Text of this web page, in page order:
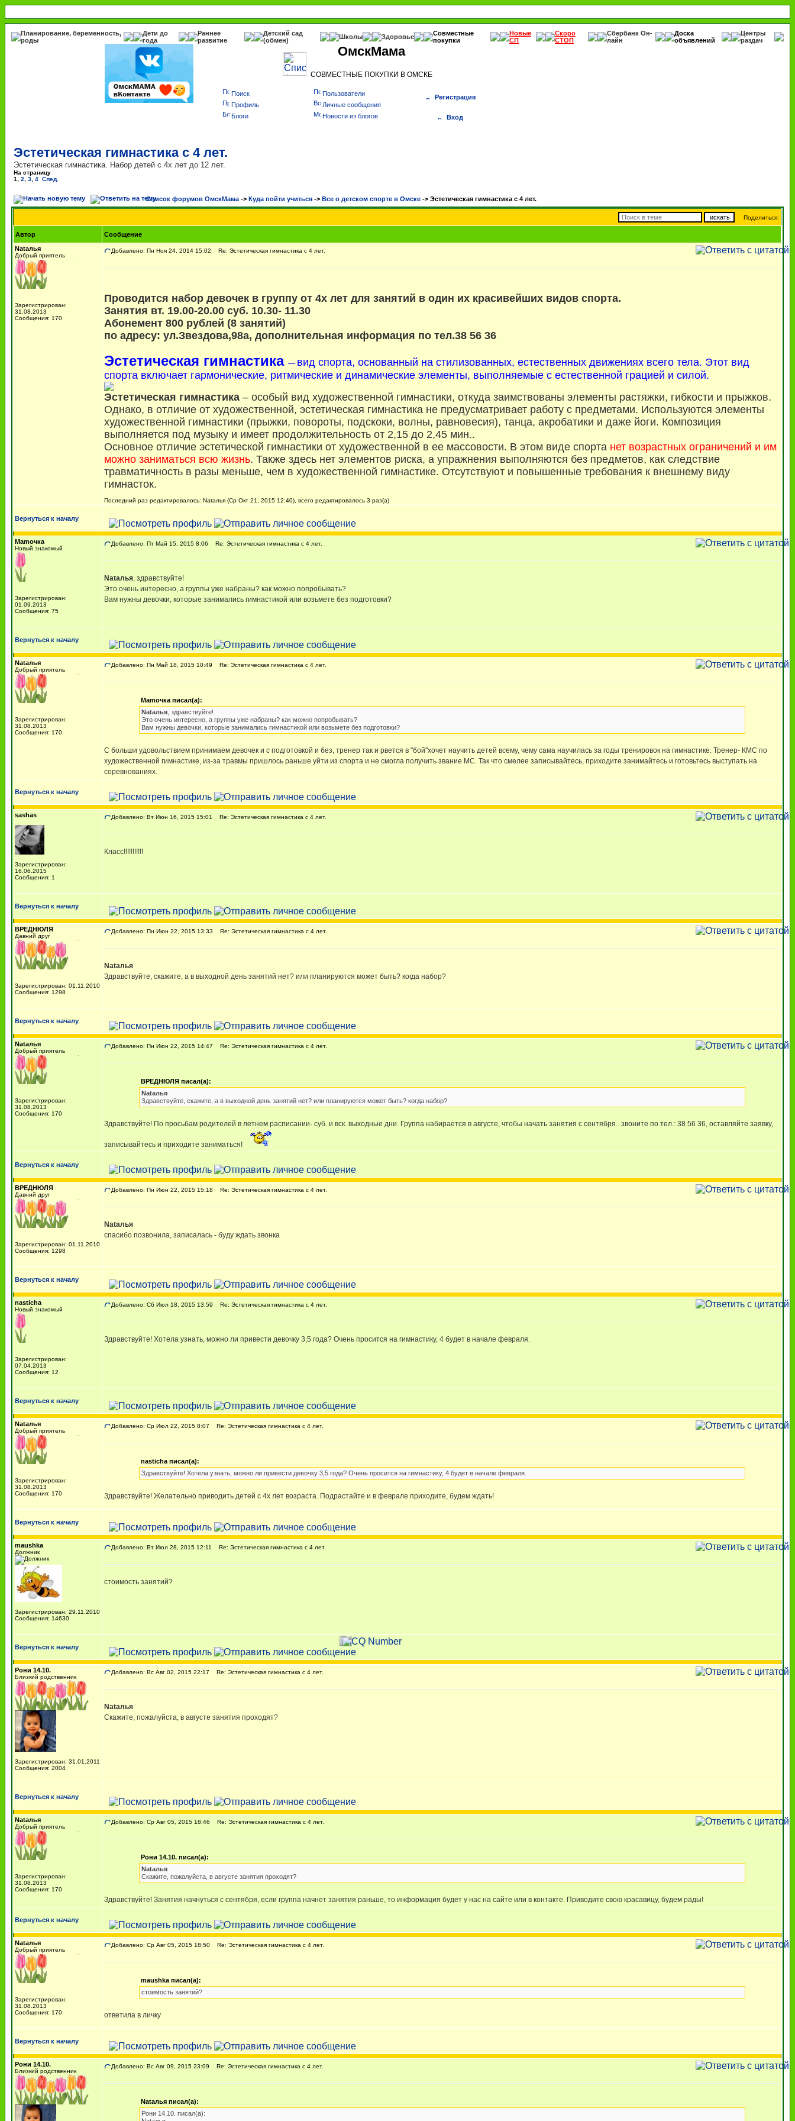
Планирование, беременность,
роды
Дети до
года
Раннее
развитие
Детский сад
(обмен)
Школы Здоровье
Совместные
покупки
Новые
СП
Скоро
СТОП
Сбербанк Он-
лайн
Доска
объявлений
Центры
раздач
ОмскМама
СОВМЕСТНЫЕ ПОКУПКИ В ОМСКЕ
Поиск
Пользователи
Профиль
Личные сообщения
Блоги
Новости из блогов
Регистрация
Вход
Эстетическая гимнастика с 4 лет.
Эстетическая гимнастика. Набор детей с 4х лет до 12 лет.
На страницу
1
2 3 4 След.
Список форумов ОмскМама -> Куда пойти учиться -> Все о детском спорте в Омске -> Эстетическая гимнастика с 4 лет.
Поделиться:
Автор
Сообщение
Nаtалья
Добрый приятель
Зарегистрирован:
31.08.2013
Сообщения: 170
Добавлено: Пн Ноя 24, 2014 15:02 Re: Эстетическая гимнастика с 4 лет.
Проводится набор девочек в группу от 4х лет для занятий в один их красивейших видов спорта.
Занятия вт. 19.00-20.00 суб. 10.30- 11.30
Абонемент 800 рублей (8 занятий)
по адресу: ул.Звездова,98а, дополнительная информация по тел.38 56 36
Эстетическая гимнастика — вид спорта, основанный на стилизованных, естественных движениях всего тела. Этот вид
спорта включает гармонические, ритмические и динамические элементы, выполняемые с естественной грацией и силой.
Эстетическая гимнастика – особый вид художественной гимнастики, откуда заимствованы элементы растяжки, гибкости и прыжков.
Однако, в отличие от художественной, эстетическая гимнастика не предусматривает работу с предметами. Используются элементы
художественной гимнастики (прыжки, повороты, подскоки, волны, равновесия), танца, акробатики и даже йоги. Композиция
выполняется под музыку и имеет продолжительность от 2,15 до 2,45 мин..
Основное отличие эстетической гимнастики от художественной в ее массовости. В этом виде спорта нет возрастных ограничений и им
можно заниматься всю жизнь. Также здесь нет элементов риска, а упражнения выполняются без предметов, как следствие
травматичность в разы меньше, чем в художественной гимнастике. Отсутствуют и повышенные требования к внешнему виду
гимнасток.
Последний раз редактировалось: Nаtалья (Ср Окт 21, 2015 12:40), всего редактировалось 3 раз(а)
Вернуться к началу
Mаmочка
Новый знакомый
Зарегистрирован:
01.09.2013
Сообщения: 75
Добавлено: Пт Май 15, 2015 8:06 Re: Эстетическая гимнастика с 4 лет.
Nаtалья, здравствуйте!
Это очень интересно, а группы уже набраны? как можно попробывать?
Вам нужны девочки, которые занимались гимнастикой или возьмете без подготовки?
Вернуться к началу
Nаtалья
Добрый приятель
Зарегистрирован:
31.08.2013
Сообщения: 170
Добавлено: Пн Май 18, 2015 10:49 Re: Эстетическая гимнастика с 4 лет.
Mаmочка писал(а):
Nаtалья, здравствуйте!
Это очень интересно, а группы уже набраны? как можно попробывать?
Вам нужны девочки, которые занимались гимнастикой или возьмете без подготовки?
С больши удовольствием принимаем девочек и с подготовкой и без, тренер так и рвется в "бой"хочет научить детей всему, чему сама научилась за годы тренировок на гимнастике. Тренер- КМС по
художественной гимнастике, из-за травмы пришлось раньше уйти из спорта и не смогла получить звание МС. Так что смелее записывайтесь, приходите занимайтесь и готовьтесь выступать на
соревнованиях.
Вернуться к началу
sashas
Зарегистрирован:
16.06.2015
Сообщения: 1
Добавлено: Вт Июн 16, 2015 15:01 Re: Эстетическая гимнастика с 4 лет.
Класс!!!!!!!!!!!
Вернуться к началу
ВРЕДНЮЛЯ
Давний друг
Зарегистрирован: 01.11.2010
Сообщения: 1298
Добавлено: Пн Июн 22, 2015 13:33 Re: Эстетическая гимнастика с 4 лет.
Nаtалья
Здравствуйте, скажите, а в выходной день занятий нет? или планируются может быть? когда набор?
Вернуться к началу
Nаtалья
Добрый приятель
Зарегистрирован:
31.08.2013
Сообщения: 170
Добавлено: Пн Июн 22, 2015 14:47 Re: Эстетическая гимнастика с 4 лет.
ВРЕДНЮЛЯ писал(а):
Nаtалья
Здравствуйте, скажите, а в выходной день занятий нет? или планируются может быть? когда набор?
Здравствуйте! По просьбам родителей в летнем расписании- суб. и вск. выходные дни. Группа набирается в августе, чтобы начать занятия с сентября.. звоните по тел.: 38 56 36, оставляйте заявку,
записывайтесь и приходите заниматься!
Вернуться к началу
ВРЕДНЮЛЯ
Давний друг
Зарегистрирован: 01.11.2010
Сообщения: 1298
Добавлено: Пн Июн 22, 2015 15:18 Re: Эстетическая гимнастика с 4 лет.
Nаtалья
спасибо позвонила, записалась - буду ждать звонка
Вернуться к началу
nasticha
Новый знакомый
Зарегистрирован:
07.04.2013
Сообщения: 12
Добавлено: Сб Июл 18, 2015 13:59 Re: Эстетическая гимнастика с 4 лет.
Здравствуйте! Хотела узнать, можно ли привести девочку 3,5 года? Очень просится на гимнастику, 4 будет в начале февраля.
Вернуться к началу
Nаtалья
Добрый приятель
Зарегистрирован:
31.08.2013
Сообщения: 170
Добавлено: Ср Июл 22, 2015 8:07 Re: Эстетическая гимнастика с 4 лет.
nasticha писал(а):
Здравствуйте! Хотела узнать, можно ли привести девочку 3,5 года? Очень просится на гимнастику, 4 будет в начале февраля.
Здравствуйте! Желательно приводить детей с 4х лет возраста. Подрастайте и в феврале приходите, будем ждать!
Вернуться к началу
maushka
Должник
Зарегистрирован: 29.11.2010
Сообщения: 14630
Добавлено: Вт Июл 28, 2015 12:11 Re: Эстетическая гимнастика с 4 лет.
стоимость занятий?
Вернуться к началу
Рони 14.10.
Близкий родственник
Зарегистрирован: 31.01.2011
Сообщения: 2004
Добавлено: Вс Авг 02, 2015 22:17 Re: Эстетическая гимнастика с 4 лет.
Nаtалья
Скажите, пожалуйста, в августе занятия проходят?
Вернуться к началу
Nаtалья
Добрый приятель
Зарегистрирован:
31.08.2013
Сообщения: 170
Добавлено: Ср Авг 05, 2015 18:46 Re: Эстетическая гимнастика с 4 лет.
Рони 14.10. писал(а):
Nаtалья
Скажите, пожалуйста, в августе занятия проходят?
Здравствуйте! Занятия начнуться с сентября, если группа начнет занятия раньше, то информация будет у нас на сайте или в контакте. Приводите свою красавицу, будем рады!
Вернуться к началу
Nаtалья
Добрый приятель
Зарегистрирован:
31.08.2013
Сообщения: 170
Добавлено: Ср Авг 05, 2015 18:50 Re: Эстетическая гимнастика с 4 лет.
maushka писал(а):
стоимость занятий?
ответила в личку
Вернуться к началу
Рони 14.10.
Близкий родственник
Добавлено: Вс Авг 09, 2015 23:09 Re: Эстетическая гимнастика с 4 лет.
Nаtалья писал(а):
Рони 14.10. писал(а):